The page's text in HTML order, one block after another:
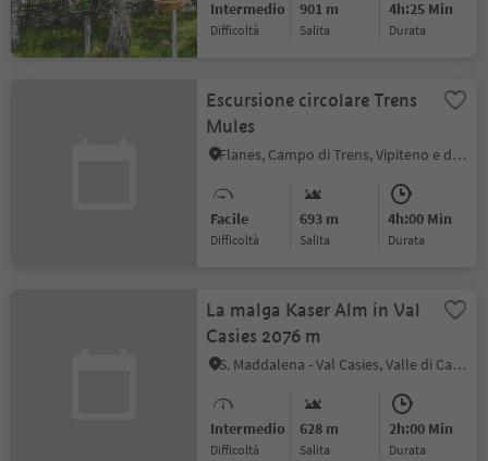
Intermedio
Difficoltà
901 m
Salita
4h:25 Min
durata
Escursione circolare Trens
Mules
Flanes, Campo di Trens, Vipiteno e dintorni
Facile
Difficoltà
693 m
Salita
4h:00 Min
durata
La malga Kaser Alm in Val
Casies 2076 m
S. Maddalena - Val Casies, Valle di Casies
Intermedio
Difficoltà
628 m
Salita
2h:00 Min
durata